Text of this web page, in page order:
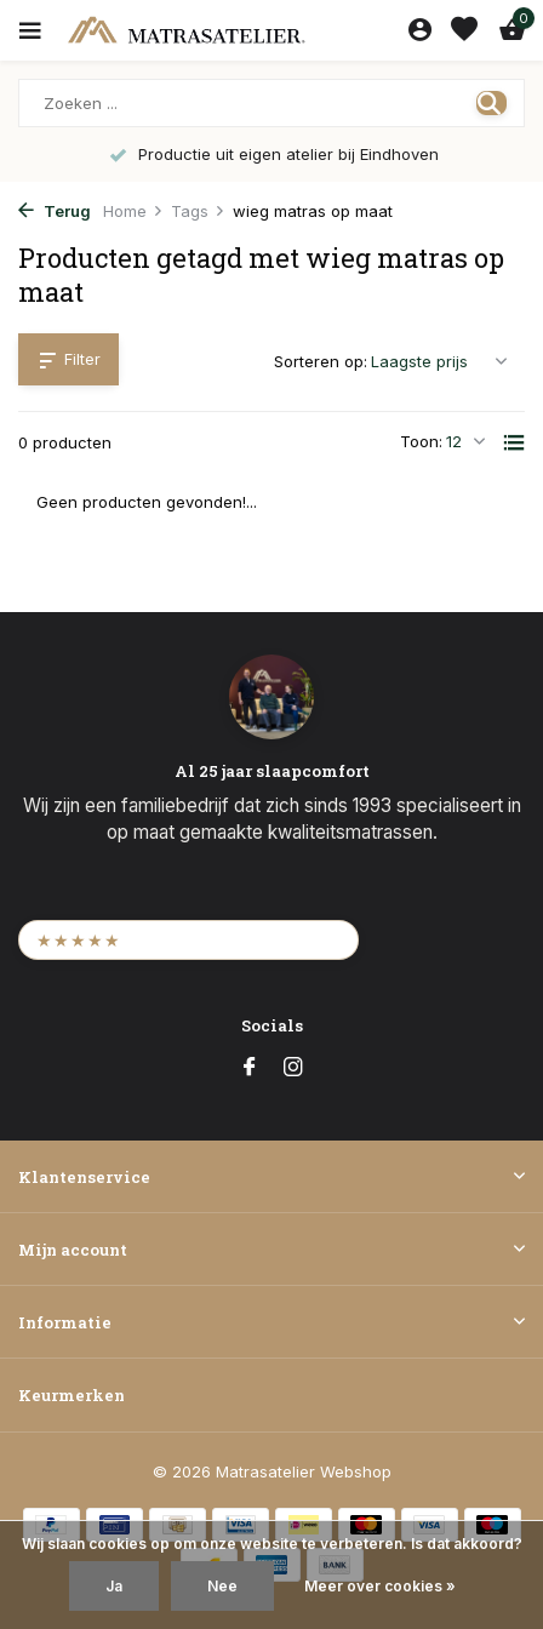
0
Productie uit eigen atelier bij Eindhoven
Terug Home Tags wieg matras op maat
Producten getagd met wieg matras op
maat
Filter
0 producten Toon:
Sorteren op:
Geen producten gevonden!...
Al 25 jaar slaapcomfort
Wij zijn een familiebedrijf dat zich sinds 1993 specialiseert in
op maat gemaakte kwaliteitsmatrassen.
★★★★★
Socials
Klantenservice
Mijn account
Informatie
Keurmerken
© 2026 Matrasatelier Webshop
Wij slaan cookies op om onze website te verbeteren. Is dat akkoord?
Ja Nee Meer over cookies »